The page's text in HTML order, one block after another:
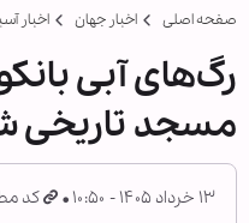
صفحه اصلی اخبار جهان اخبار
رگ‌های آبی
مسجد تاریخی
۱۳ خرداد ۱۴۰۵ - ۱۰:۵۰ کد مطلب: